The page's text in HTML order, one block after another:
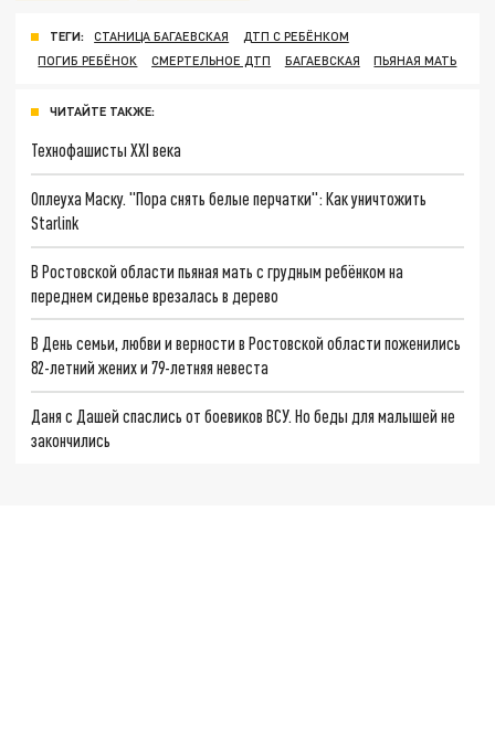
ТЕГИ: СТАНИЦА БАГАЕВСКАЯ
ДТП С РЕБЁНКОМ
ПОГИБ РЕБЁНОК
СМЕРТЕЛЬНОЕ ДТП БАГАЕВСКАЯ ПЬЯНАЯ МАТЬ
ЧИТАЙТЕ ТАКЖЕ:
Технофашисты XXI века
Оплеуха Маску. "Пора снять белые перчатки": Как уничтожить
Starlink
В Ростовской области пьяная мать с грудным ребёнком на
переднем сиденье врезалась в дерево
В День семьи, любви и верности в Ростовской области поженились
82-летний жених и 79-летняя невеста
Даня с Дашей спаслись от боевиков ВСУ. Но беды для малышей не
закончились